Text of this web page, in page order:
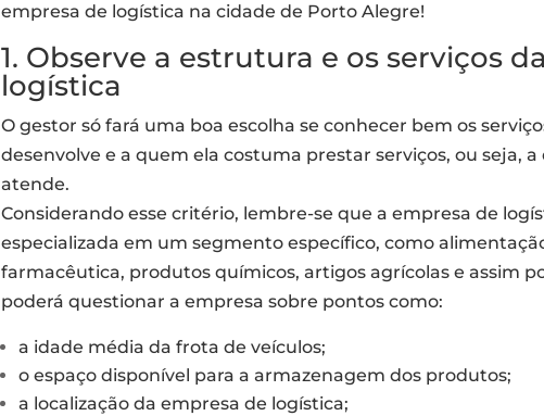
empresa de logística na cidade de Porto Alegre!
1. Observe a estrutura e os serviços
logística
O gestor só fará uma boa escolha se conhecer bem os
desenvolve e a quem ela costuma prestar serviços, ou seja,
atende.
Considerando esse critério, lembre-se que a empresa de
especializada em um segmento específico, como
farmacêutica, produtos químicos, artigos agrícolas e assim
poderá questionar a empresa sobre pontos como:
a idade média da frota de veículos;
o espaço disponível para a armazenagem dos produtos;
a localização da empresa de logística;